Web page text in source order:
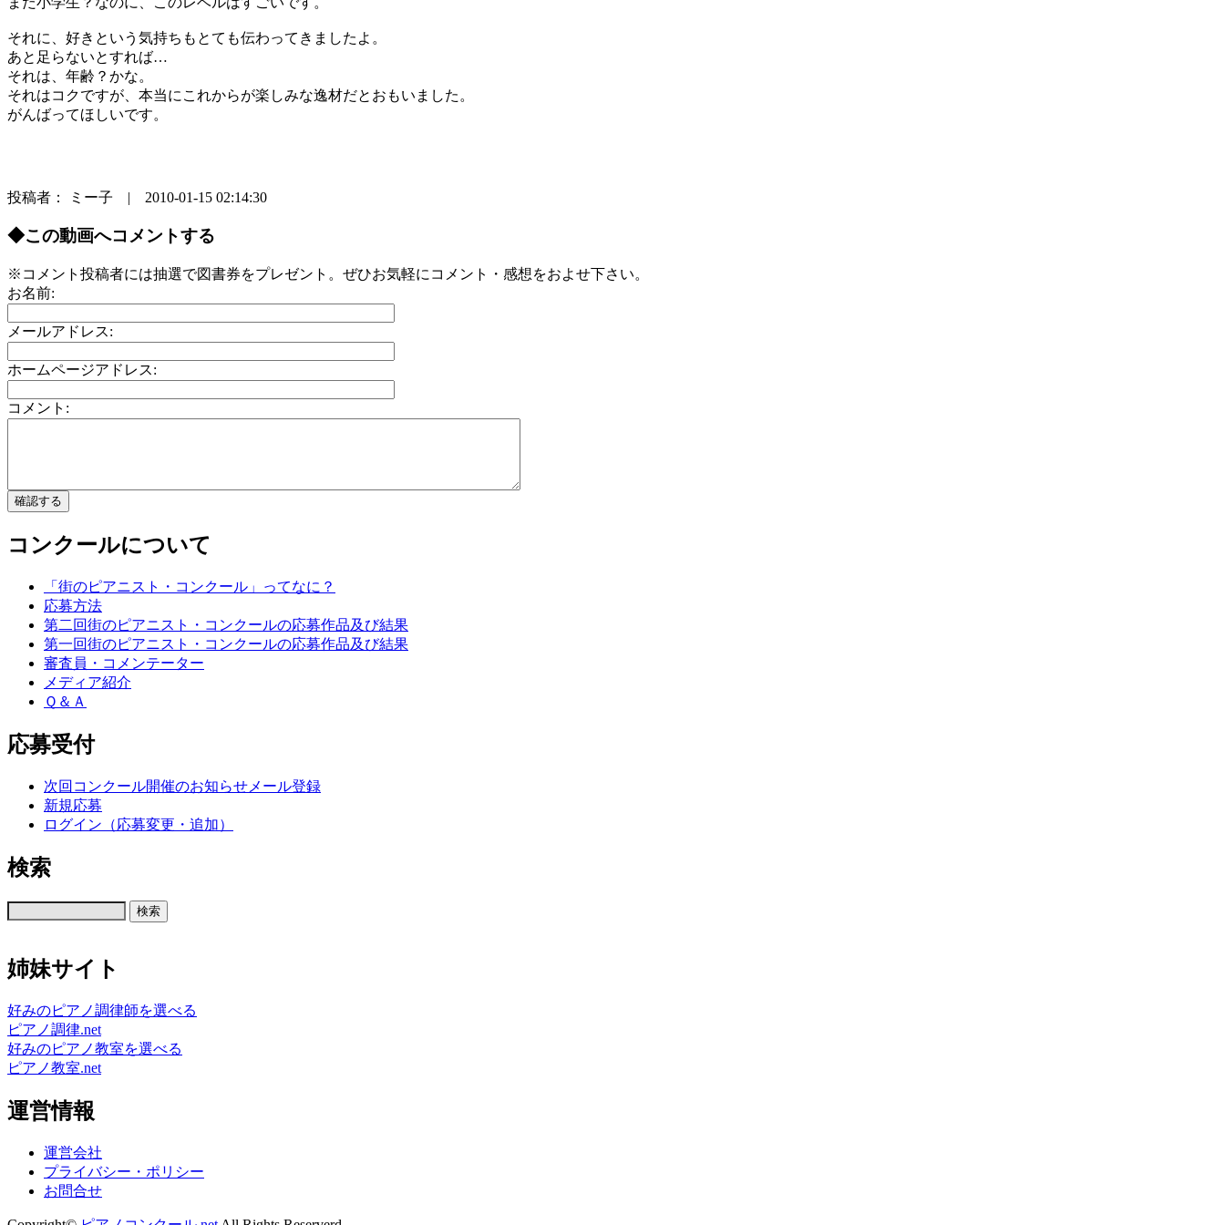
それに、好きという気持ちもとても伝わってきましたよ。
あと足らないとすれば…
それは、年齢？かな。
それはコクですが、本当にこれからが楽しみな逸材だとおもいました。
がんばってほしいです。
投稿者： ミー子 | 2010-01-15 02:14:30
◆この動画へコメントする
※コメント投稿者には抽選で図書券をプレゼント。ぜひお気軽にコメント・感想をおよせ下さい。
お名前:
メールアドレス:
ホームページアドレス:
コメント:
コンクールについて
「街のピアニスト・コンクール」ってなに？
応募方法
第二回街のピアニスト・コンクールの応募作品及び結果
第一回街のピアニスト・コンクールの応募作品及び結果
審査員・コメンテーター
メディア紹介
Ｑ＆Ａ
応募受付
次回コンクール開催のお知らせメール登録
新規応募
ログイン（応募変更・追加）
検索
姉妹サイト
好みのピアノ調律師を選べる
ピアノ調律.net
好みのピアノ教室を選べる
ピアノ教室.net
運営情報
運営会社
プライバシー・ポリシー
お問合せ